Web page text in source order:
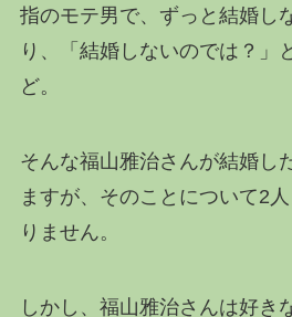
指のモテ男で、ずっと結婚し
り、「結婚しないのでは？」
ど。
そんな福山雅治さんが結婚し
ますが、そのことについて2
りません。
しかし、福山雅治さんは好き